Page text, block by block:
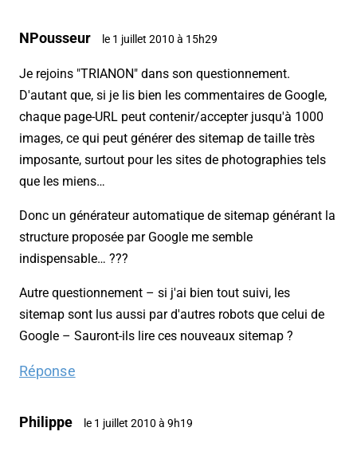
NPousseur le 1 juillet 2010 à 15h29
Je rejoins "TRIANON" dans son questionnement.
D'autant que, si je lis bien les commentaires de Google,
chaque page-URL peut contenir/accepter jusqu'à 1000
images, ce qui peut générer des sitemap de taille très
imposante, surtout pour les sites de photographies tels
que les miens…
Donc un générateur automatique de sitemap générant la
structure proposée par Google me semble
indispensable… ???
Autre questionnement – si j'ai bien tout suivi, les
sitemap sont lus aussi par d'autres robots que celui de
Google – Sauront-ils lire ces nouveaux sitemap ?
Réponse
Philippe le 1 juillet 2010 à 9h19